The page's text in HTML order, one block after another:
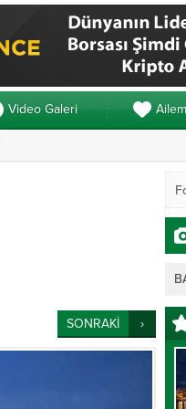
Video Galeri Ailem
SONRAKİ